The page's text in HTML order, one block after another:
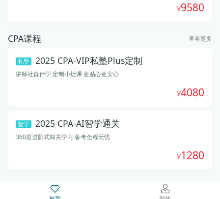
9580
CPA课程 查看更多
私塾 2025 CPA-VIP私塾Plus定制
讲师社群伴学 定制小灶课 更贴心更安心
4080
智学 2025 CPA-AI智学通关
360度进阶式闯关学习 备考全程无忧
1280